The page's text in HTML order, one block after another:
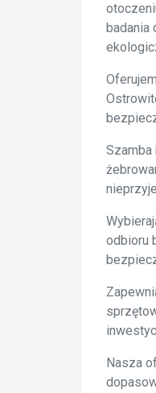
badania
odbioru
Nasza